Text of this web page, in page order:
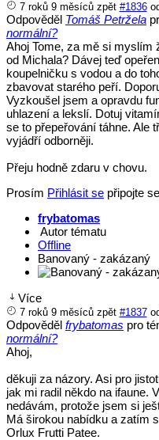
7 roků 9 měsíců zpět #1836
Odpověděl Tomáš Petržela
normální?
Ahoj Tome, za mě si myslím
od Michala? Dávej teď
koupelničku s vodou a do
zbavovat starého peří.
Vyzkoušel jsem a opravdu
uhlazení a lekslí. Dotuj
se to přepeřování táhne. Ale
vyjádří odborněji.
Přeju hodně zdaru v chovu.
Prosím Přihlásit se připojte
frybatomas
Autor tématu
Offline
Banovaný - zakázaný
Více
7 roků 9 měsíců zpět #1837
Odpověděl frybatomas pro
normální?
Ahoj,
děkuji za názory. Asi pro
jak mi radil někdo na ifaune.
nedávám, protože jsem si
Má širokou nabídku a zatím
Orlux Frutti Patee.